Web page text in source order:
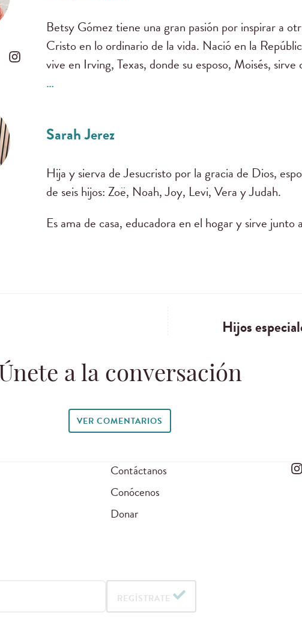
Betsy Gómez tiene una gran pasión por inspirar a
Cristo en lo ordinario de la vida. Nació en la
vive en Irving, Texas, donde su esposo, Moisés,
…
Sarah Jerez
Hija y sierva de Jesucristo por la gracia de Dios,
de seis hijos: Zoë, Noah, Joy, Levi, Vera y Judah.
Es ama de casa, educadora en el hogar y sirve junto
Hijos
Únete a la conversación
VER COMENTARIOS
Contáctanos
Conócenos
Donar
REGÍSTRATE